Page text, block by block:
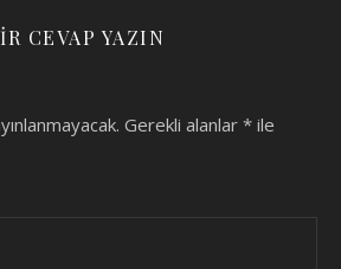
CEVAP YAZIN
Gerekli alanlar * ile